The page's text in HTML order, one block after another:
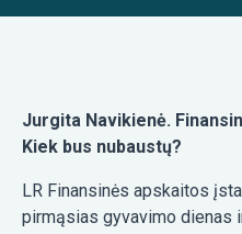
Jurgita Navikienė.
Kiek bus nubaustų?
LR Finansinės apskaitos
pirmąsias gyvavimo dienas